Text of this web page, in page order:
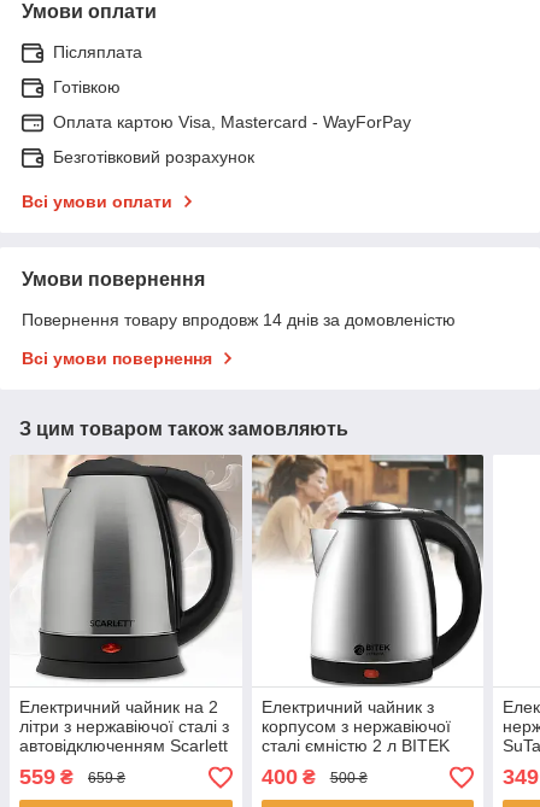
Умови оплати
Післяплата
Готівкою
Оплата картою Visa, Mastercard - WayForPay
Безготівковий розрахунок
Всі умови оплати
Умови повернення
Повернення товару впродовж 14 днів за домовленістю
Всі умови повернення
З цим товаром також замовляють
Електричний чайник на 2
літри з нержавіючої сталі з
автовідключенням Scarlett
559 ₴ 659 ₴
Електричний чайник з
корпусом з нержавіючої
сталі ємністю 2 л BITEK
400₴ 500 ₴ 349